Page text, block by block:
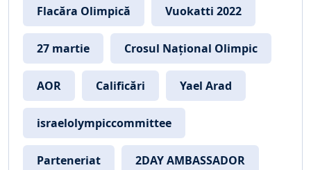
Flacăra Olimpică Vuokatti 2022
27 martie Crosul Național Olimpic
AOR Calificări Yael Arad
israelolympiccommittee
Parteneriat 2DAY AMBASSADOR